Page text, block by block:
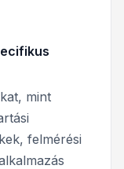
mint
felmérési